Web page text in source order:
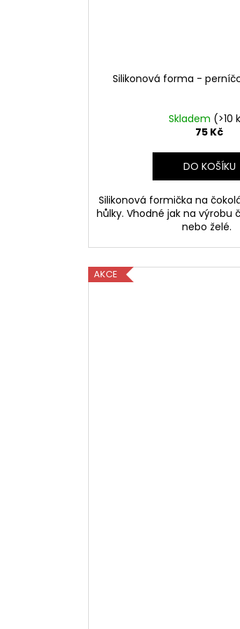
Silikonová forma -
Skladem (>10
75 Kč
DO KOŠÍKU
Silikonová formička na
hůlky. Vhodné jak na výrobu
nebo želé.
AKCE